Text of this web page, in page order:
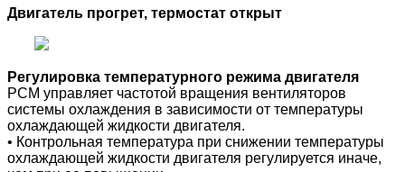
Двигатель прогрет, термостат открыт
Регулировка температурного режима двигателя
PCM управляет частотой вращения вентиляторов
системы охлаждения в зависимости от температуры
охлаждающей жидкости двигателя.
• Контрольная температура при снижении температуры
охлаждающей жидкости двигателя регулируется иначе,